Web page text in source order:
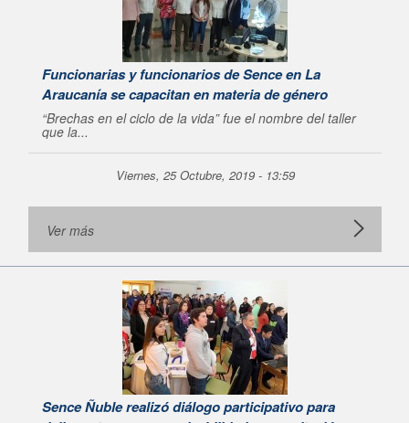
Funcionarias y funcionarios de Sence en La
Araucanía se capacitan en materia de género
“Brechas en el ciclo de la vida” fue el nombre del taller
que la...
Viernes, 25 Octubre, 2019 - 13:59
Ver más
Sence Ñuble realizó diálogo participativo para